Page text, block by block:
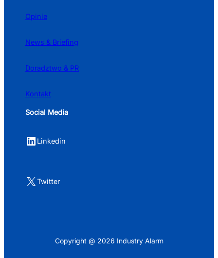
Opinie
News & Briefing
Doradztwo & PR
Kontakt
Social Media
LinkedIn Linkedin
X Twitter
Copyright @ 2026 Industry Alarm